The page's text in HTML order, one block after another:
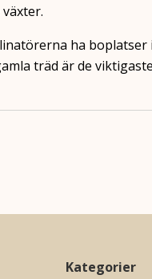
ha
träd är de
Kategorier